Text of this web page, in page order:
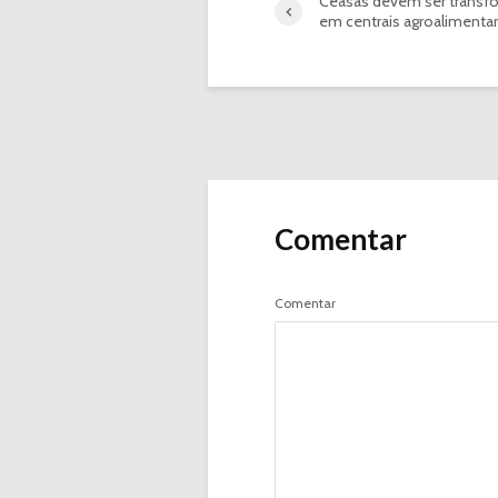
em centrais
Comentar
Comentar